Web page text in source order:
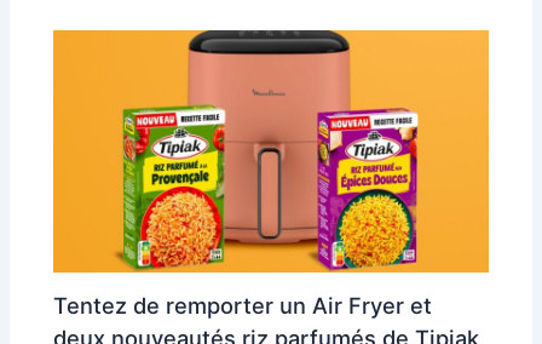
Tentez de remporter un Air Fryer et
deux nouveautés riz parfumés de Tipiak